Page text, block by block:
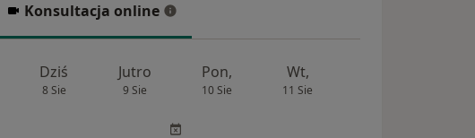
Konsultacja online
Konsultacja online
Dziś
8 Sie
Jutro
9 Sie
Pon,
10 Sie
Wt,
11 Sie